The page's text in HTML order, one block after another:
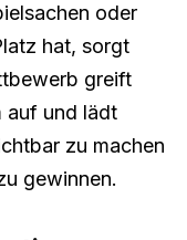
oder
hat, sorgt
greift
auf und lädt
zu machen
gewinnen.